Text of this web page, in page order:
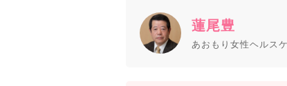
蓮尾豊
あおもり女性ヘルス